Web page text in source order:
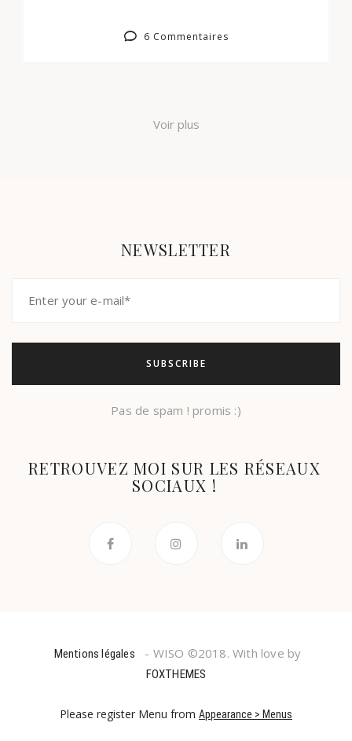
6 Commentaires
Voir plus
NEWSLETTER
Pas de spam ! promis :)
RETROUVEZ MOI SUR LES RÉSEAUX
SOCIAUX !
Mentions légales - WISO ©2018. With love by
FOXTHEMES
Please register Menu from Appearance > Menus